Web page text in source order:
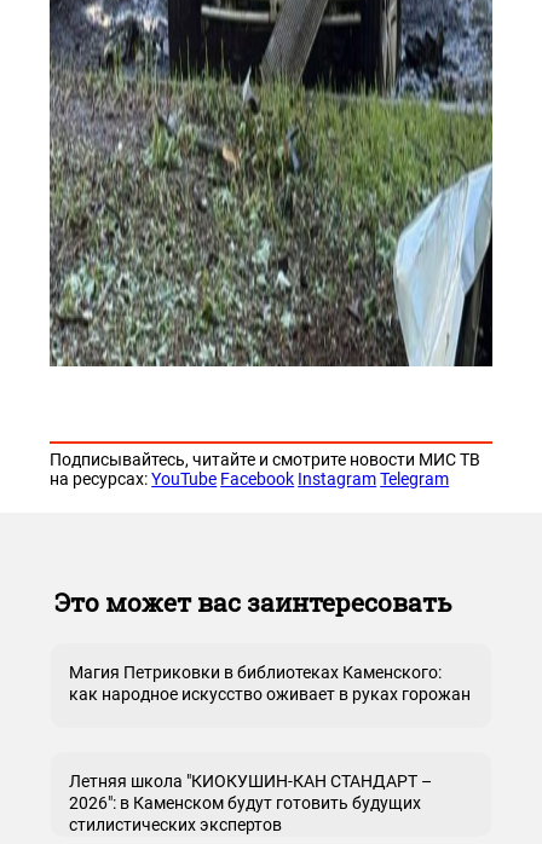
Подписывайтесь, читайте и смотрите новости МИС ТВ
на ресурсах:YouTube Facebook Instagram Telegram
Это может вас заинтересовать
Магия Петриковки в библиотеках Каменского:
как народное искусство оживает в руках горожан
Летняя школа "КИОКУШИН-КАН СТАНДАРТ –
2026": в Каменском будут готовить будущих
стилистических экспертов